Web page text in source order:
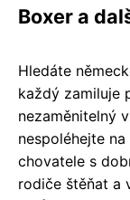
Boxer a
Hledáte
každý zamiluje
nezaměnitelný
nespoléhejte
chovatele s
rodiče štěňat a